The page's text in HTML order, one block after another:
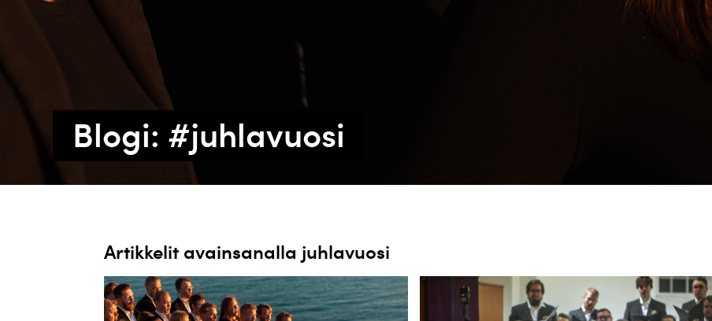
Blogi: #juhlavuosi
Artikkelit avainsanalla juhlavuosi